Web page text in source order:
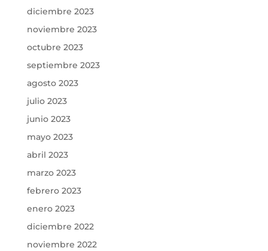
diciembre 2023
noviembre 2023
octubre 2023
septiembre 2023
agosto 2023
julio 2023
junio 2023
mayo 2023
abril 2023
marzo 2023
febrero 2023
enero 2023
diciembre 2022
noviembre 2022